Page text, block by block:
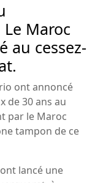
Maroc
au cessez-
ont annoncé
de 30 ans au
par le Maroc
tampon de ce
lancé une